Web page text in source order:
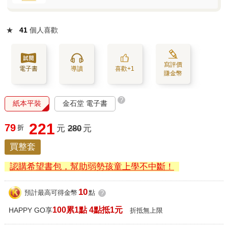
★ 41 個人喜歡
電子書 導讀 喜歡+1
寫評價
賺金幣
紙本平裝 金石堂 電子書 ?
79 折 221 元 280 元
買整套
認購希望書包，幫助弱勢孩童上學不中斷！
預計最高可得金幣 10點 ?
HAPPY GO享100累1點 4點抵1元 折抵無上限